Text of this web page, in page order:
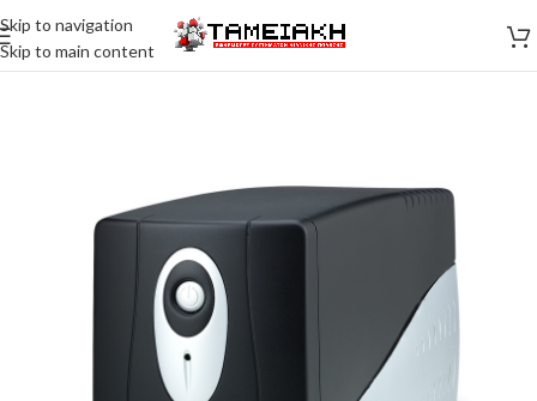
Skip to navigation
Skip to main content